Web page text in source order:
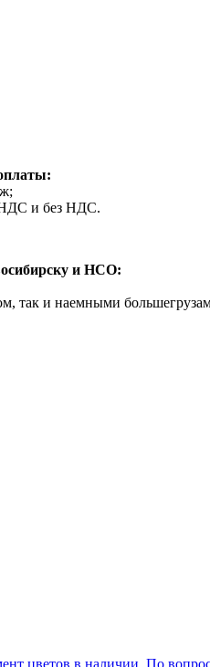
НДС и без НДС.
и НСО:
так и наемными